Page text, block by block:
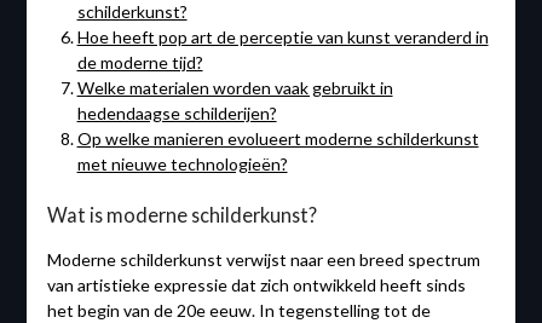
schilderkunst?
Hoe heeft pop art de perceptie van kunst veranderd in
de moderne tijd?
Welke materialen worden vaak gebruikt in
hedendaagse schilderijen?
Op welke manieren evolueert moderne schilderkunst
met nieuwe technologieën?
Wat is moderne schilderkunst?
Moderne schilderkunst verwijst naar een breed spectrum
van artistieke expressie dat zich ontwikkeld heeft sinds
het begin van de 20e eeuw. In tegenstelling tot de